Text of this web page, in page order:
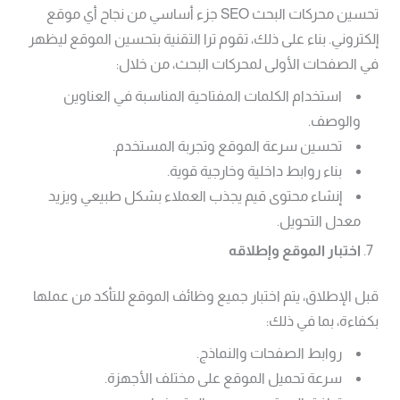
تحسين محركات البحث SEO جزء أساسي من نجاح أي موقع
إلكتروني. بناء على ذلك، تقوم ترا التقنية بتحسين الموقع ليظهر
في الصفحات الأولى لمحركات البحث، من خلال:
استخدام الكلمات المفتاحية المناسبة في العناوين
والوصف.
تحسين سرعة الموقع وتجربة المستخدم.
بناء روابط داخلية وخارجية قوية.
إنشاء محتوى قيم يجذب العملاء بشكل طبيعي ويزيد
معدل التحويل.
اختبار الموقع وإطلاقه
قبل الإطلاق، يتم اختبار جميع وظائف الموقع للتأكد من عملها
بكفاءة، بما في ذلك:
روابط الصفحات والنماذج.
سرعة تحميل الموقع على مختلف الأجهزة.